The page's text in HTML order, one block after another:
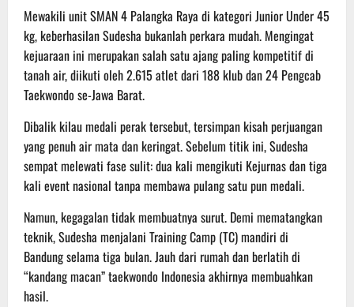
​Mewakili unit SMAN 4 Palangka Raya di kategori Junior Under 45
kg, keberhasilan Sudesha bukanlah perkara mudah. Mengingat
kejuaraan ini merupakan salah satu ajang paling kompetitif di
tanah air, diikuti oleh 2.615 atlet dari 188 klub dan 24 Pengcab
Taekwondo se-Jawa Barat.
​Dibalik kilau medali perak tersebut, tersimpan kisah perjuangan
yang penuh air mata dan keringat. Sebelum titik ini, Sudesha
sempat melewati fase sulit: dua kali mengikuti Kejurnas dan tiga
kali event nasional tanpa membawa pulang satu pun medali.
​Namun, kegagalan tidak membuatnya surut. Demi mematangkan
teknik, Sudesha menjalani Training Camp (TC) mandiri di
Bandung selama tiga bulan. Jauh dari rumah dan berlatih di
“kandang macan” taekwondo Indonesia akhirnya membuahkan
hasil.